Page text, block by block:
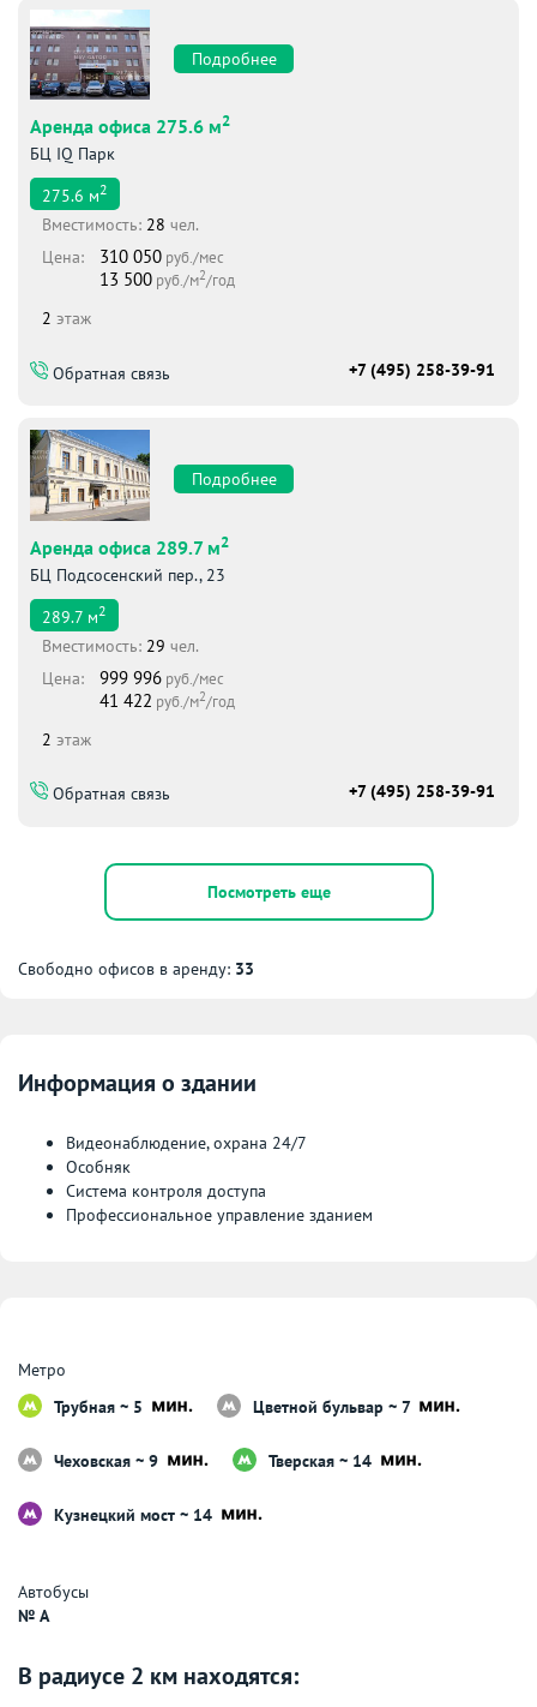
Подробнее
Аренда офиса 275.6 м2
БЦ IQ Парк
275.6 м2
Вместимоcть: 28 чел.
Цена:
310 050 руб./мес
13 500 руб./м2/год
2 этаж
Обратная связь +7 (495) 258-39-91
Подробнее
Аренда офиса 289.7 м2
БЦ Подсосенский пер., 23
289.7 м2
Вместимоcть: 29 чел.
Цена:
999 996 руб./мес
41 422 руб./м2/год
2 этаж
Обратная связь +7 (495) 258-39-91
Посмотреть еще
Свободно офисов в аренду: 33
Информация о здании
Видеонаблюдение, охрана 24/7
Особняк
Система контроля доступа
Профессиональное управление зданием
Метро
Трубная ~ 5
Цветной бульвар ~ 7
Чеховская ~ 9 Тверская ~ 14
Кузнецкий мост ~ 14
Автобусы
№ А
В радиусе 2 км находятся: